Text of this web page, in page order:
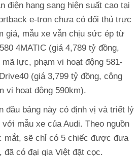
điện hạng sang hiện suất cao tại
e-tron chưa có đối thủ trực
giá, mẫu xe vẫn chịu sức ép từ
580 4MATIC (giá 4,789 tỷ đồng,
lực, phạm vi hoạt động 581-
(giá 3,799 tỷ đồng, công
vi hoạt động 590km).
đầu bảng này có định vị và triết lý
mẫu xe của Audi. Theo nguồn
sẽ chỉ có 5 chiếc được đưa
đã có đại gia Việt đặt cọc.